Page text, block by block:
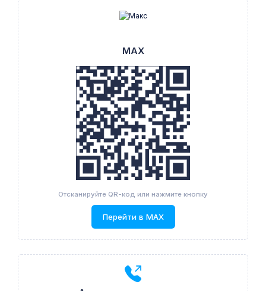
MAX
Отсканируйте QR-код или нажмите кнопку
Перейти в MAX